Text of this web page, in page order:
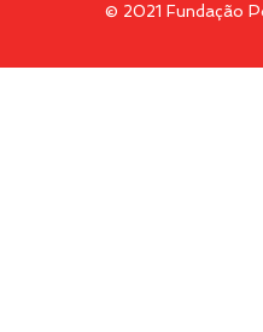
© 2021 Fundação